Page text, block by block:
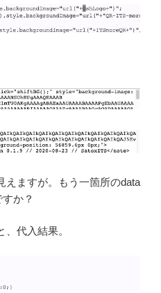
えますが。もう一箇所のdata
か？
代入結果。